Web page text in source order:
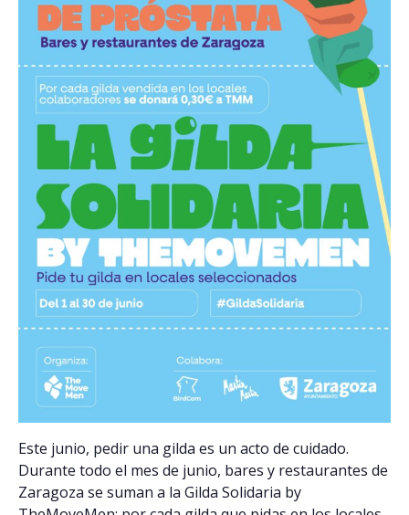
Este junio, pedir una gilda es un acto de cuidado.
Durante todo el mes de junio, bares y restaurantes de
Zaragoza se suman a la Gilda Solidaria by